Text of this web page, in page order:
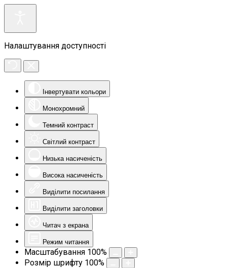
Налаштування доступності
Інвертувати кольори
Монохромний
Темний контраст
Світлий контраст
Низька насиченість
Висока насиченість
Виділити посилання
Виділити заголовки
Читач з екрана
Режим читання
Масштабування 100%
Розмір шрифту 100%